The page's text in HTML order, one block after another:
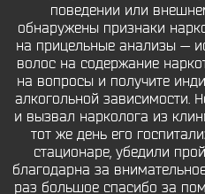
поведении или
обнаружены признаки
на прицельные анализы —
волос на содержание
на вопросы и получите
алкогольной зависимости.
и вызвал нарколога из
тот же день его
стационаре, убедили
благодарна за
раз большое спасибо за